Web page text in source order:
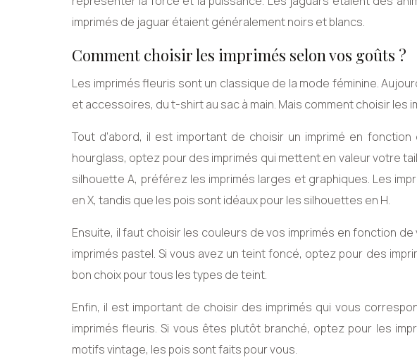
imprimés de jaguar étaient généralement noirs et blancs.
Comment choisir les imprimés selon vos goûts ?
Les imprimés fleuris sont un classique de la mode féminine.
et accessoires, du t-shirt au sac à main. Mais comment choisir les
Tout d’abord, il est important de choisir un imprimé en
hourglass, optez pour des imprimés qui mettent en valeur votre
silhouette A, préférez les imprimés larges et graphiques. Les
en X, tandis que les pois sont idéaux pour les silhouettes en H.
Ensuite, il faut choisir les couleurs de vos imprimés en fonction
imprimés pastel. Si vous avez un teint foncé, optez pour des
bon choix pour tous les types de teint.
Enfin, il est important de choisir des imprimés qui vous
imprimés fleuris. Si vous êtes plutôt branché, optez pour les
motifs vintage, les pois sont faits pour vous.